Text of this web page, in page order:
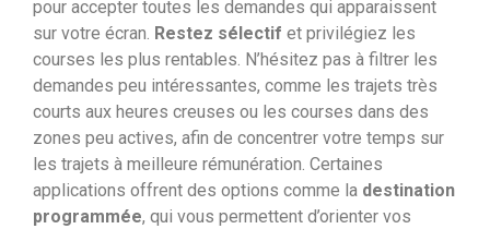
pour accepter toutes les demandes qui apparaissent
sur votre écran. Restez sélectif et privilégiez les
courses les plus rentables. N’hésitez pas à filtrer les
demandes peu intéressantes, comme les trajets très
courts aux heures creuses ou les courses dans des
zones peu actives, afin de concentrer votre temps sur
les trajets à meilleure rémunération. Certaines
applications offrent des options comme la destination
programmée, qui vous permettent d’orienter vos